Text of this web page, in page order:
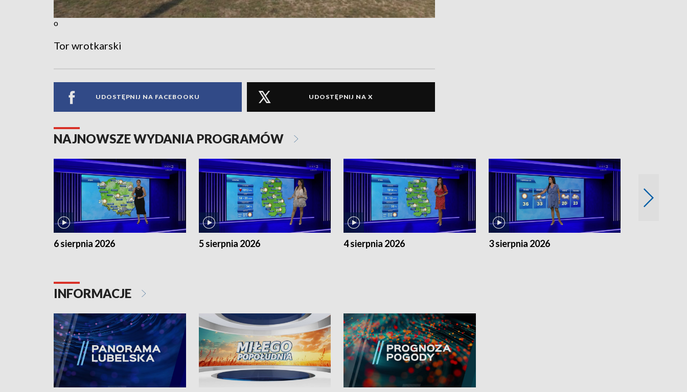
o
Tor wrotkarski
UDOSTĘPNIJ NA FACEBOOKU UDOSTĘPNIJ NA X
NAJNOWSZE WYDANIA PROGRAMÓW
6 sierpnia 2026 5 sierpnia 2026 4 sierpnia 2026 3 sierpnia 2026
INFORMACJE